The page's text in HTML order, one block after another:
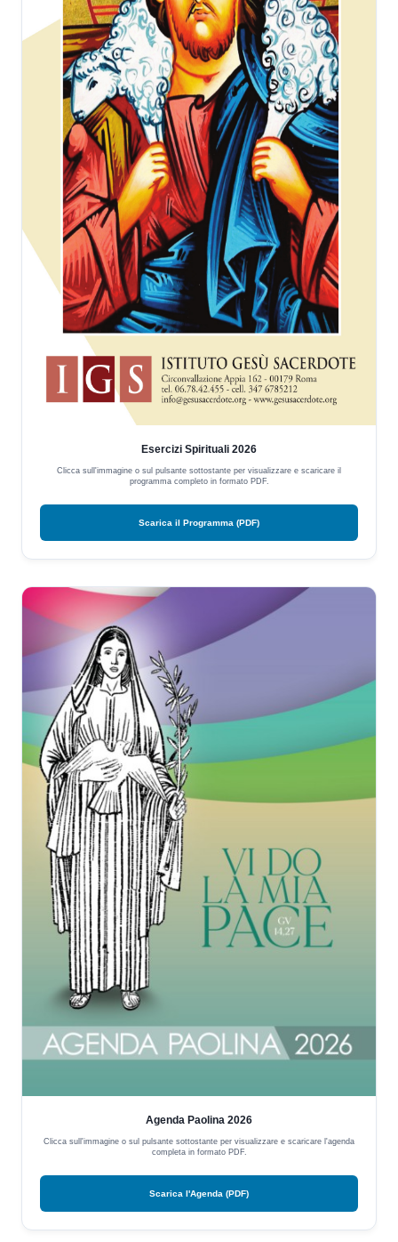
Esercizi Spirituali 2026
Clicca sull'immagine o sul pulsante sottostante per visualizzare e scaricare il
programma completo in formato PDF.
Scarica il Programma (PDF)
Agenda Paolina 2026
Clicca sull'immagine o sul pulsante sottostante per visualizzare e scaricare l'agenda
completa in formato PDF.
Scarica l'Agenda (PDF)